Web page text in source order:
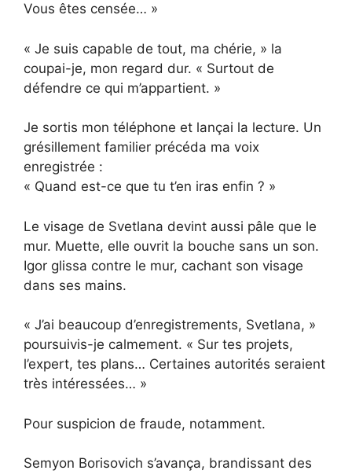
Vous êtes censée… »
« Je suis capable de tout, ma chérie, » la
coupai-je, mon regard dur. « Surtout de
défendre ce qui m’appartient. »
Je sortis mon téléphone et lançai la lecture. Un
grésillement familier précéda ma voix
enregistrée :
« Quand est-ce que tu t’en iras enfin ? »
Le visage de Svetlana devint aussi pâle que le
mur. Muette, elle ouvrit la bouche sans un son.
Igor glissa contre le mur, cachant son visage
dans ses mains.
« J’ai beaucoup d’enregistrements, Svetlana, »
poursuivis-je calmement. « Sur tes projets,
l’expert, tes plans… Certaines autorités seraient
très intéressées… »
Pour suspicion de fraude, notamment.
Semyon Borisovich s’avança, brandissant des